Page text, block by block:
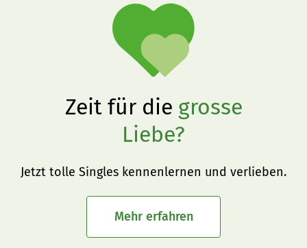
Zeit für die grosse
Liebe?
Jetzt tolle Singles kennenlernen und verlieben.
Mehr erfahren